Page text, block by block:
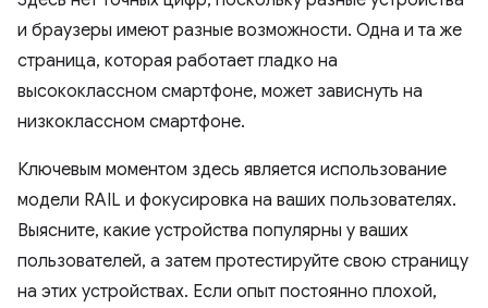
и браузеры имеют разные возможности. Одна и та же
страница, которая работает гладко на
высококлассном смартфоне, может зависнуть на
низкоклассном смартфоне.
Ключевым моментом здесь является использование
модели RAIL и фокусировка на ваших пользователях.
Выясните, какие устройства популярны у ваших
пользователей, а затем протестируйте свою страницу
на этих устройствах. Если опыт постоянно плохой,